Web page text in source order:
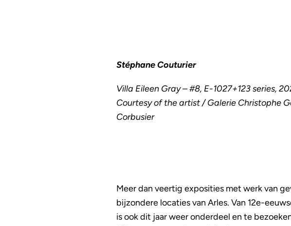
Stéphane Couturier
Villa Eileen Gray – #8, E-1027+123 series,
Courtesy of the artist / Galerie Christophe
Corbusier
Meer dan veertig exposities met werk van
bijzondere locaties van Arles. Van 12e-
is ook dit jaar weer onderdeel en te